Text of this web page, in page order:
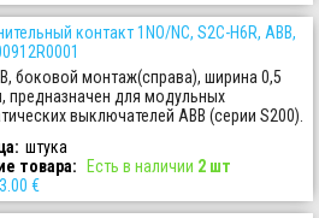
контакт 1NO/NC, S2C-H6R, ABB,
боковой монтаж(справа), ширина 0,5
предназначен для модульных
выключателей ABB (серии S200).
штука
товара: Есть в наличии 2 шт
3.00 €